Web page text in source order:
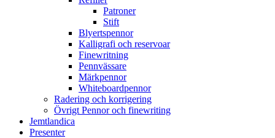
Patroner
Stift
Blyertspennor
Kalligrafi och reservoar
Finewritning
Pennvässare
Märkpennor
Whiteboardpennor
Radering och korrigering
Övrigt Pennor och finewriting
Jemtlandica
Presenter